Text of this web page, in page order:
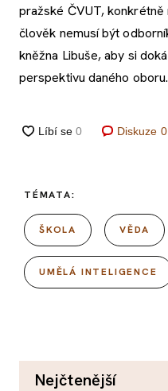
pražské ČVUT,
člověk nemusí být
kněžna Libuše, aby si
perspektivu daného oboru.
Diskuze 0
TÉMATA:
ŠKOLA VĚDA
UMĚLÁ INTELIGENCE
nejčtenější